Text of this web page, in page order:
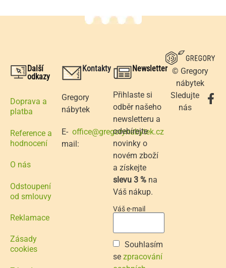
© Gregory
nábytek
Sledujte
nás
Další
odkazy
Doprava a
platba
Reference a
hodnocení
O nás
Odstoupení
od smlouvy
Reklamace
Zásady
cookies
Kontakty
Gregory
nábytek
E-
mail:
office@gregorynabytek.cz
Newsletter
Přihlaste si
odběr našeho
newsletteru a
odebírejte
novinky o
novém zboží
a získejte
slevu 3 % na
Váš nákup.
Váš e-mail
Souhlasím
se zpracování